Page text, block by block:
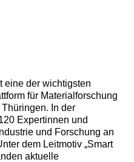
eine der wichtigsten
für Materialforschung
In der
Expertinnen und
und Forschung an
dem Leitmotiv „Smart
aktuelle